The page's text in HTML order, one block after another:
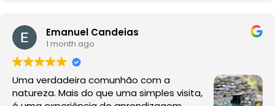
Emanuel Candeias
1 month ago
Uma verdadeira comunhão com a
natureza. Mais do que uma simples visita,